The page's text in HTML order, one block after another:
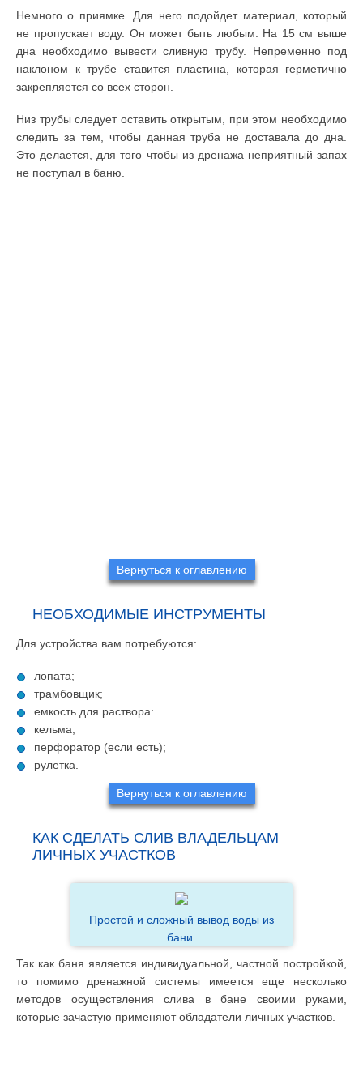
Немного о приямке. Для него подойдет материал, который
не пропускает воду. Он может быть любым. На 15 см выше
дна необходимо вывести сливную трубу. Непременно под
наклоном к трубе ставится пластина, которая герметично
закрепляется со всех сторон.
Низ трубы следует оставить открытым, при этом необходимо
следить за тем, чтобы данная труба не доставала до дна.
Это делается, для того чтобы из дренажа неприятный запах
не поступал в баню.
Вернуться к оглавлению
НЕОБХОДИМЫЕ ИНСТРУМЕНТЫ
Для устройства вам потребуются:
лопата;
трамбовщик;
емкость для раствора:
кельма;
перфоратор (если есть);
рулетка.
Вернуться к оглавлению
КАК СДЕЛАТЬ СЛИВ ВЛАДЕЛЬЦАМ
ЛИЧНЫХ УЧАСТКОВ
Простой и сложный вывод воды из
бани.
Так как баня является индивидуальной, частной постройкой,
то помимо дренажной системы имеется еще несколько
методов осуществления слива в бане своими руками,
которые зачастую применяют обладатели личных участков.